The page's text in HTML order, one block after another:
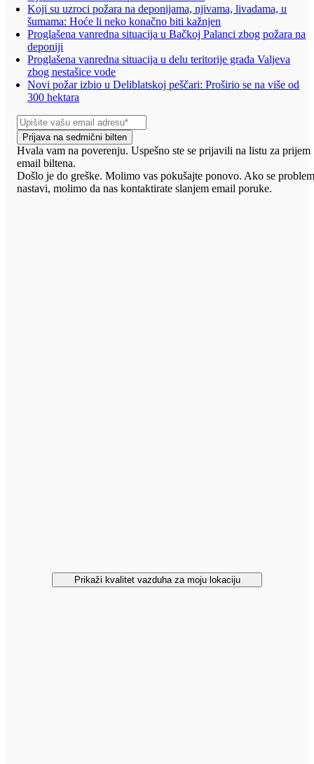
Koji su uzroci požara na deponijama, njivama, livadama, u
šumama: Hoće li neko konačno biti kažnjen
Proglašena vanredna situacija u Bačkoj Palanci zbog požara na
deponiji
Proglašena vanredna situacija u delu teritorije grada Valjeva
zbog nestašice vode
Novi požar izbio u Deliblatskoj peščari: Proširio se na više od
300 hektara
Prijava na sedmični bilten
Hvala vam na poverenju. Uspešno ste se prijavili na listu za prijem
email biltena.
Došlo je do greške. Molimo vas pokušajte ponovo. Ako se
nastavi, molimo da nas kontaktirate slanjem email poruke.
Prikaži kvalitet vazduha za moju lokaciju